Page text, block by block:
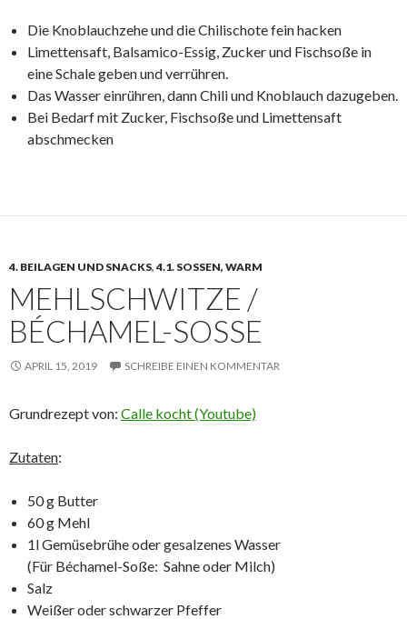
Die Knoblauchzehe und die Chilischote fein hacken
Limettensaft, Balsamico-Essig, Zucker und Fischsoße in
eine Schale geben und verrühren.
Das Wasser einrühren, dann Chili und Knoblauch dazugeben.
Bei Bedarf mit Zucker, Fischsoße und Limettensaft
abschmecken
4. BEILAGEN UND SNACKS, 4.1. SOSSEN, WARM
MEHLSCHWITZE /
BÉCHAMEL-SOSSE
APRIL 15, 2019 SCHREIBE EINEN KOMMENTAR
Grundrezept von: Calle kocht (Youtube)
Zutaten:
50 g Butter
60 g Mehl
1l Gemüsebrühe oder gesalzenes Wasser
(Für Béchamel-Soße: Sahne oder Milch)
Salz
Weißer oder schwarzer Pfeffer